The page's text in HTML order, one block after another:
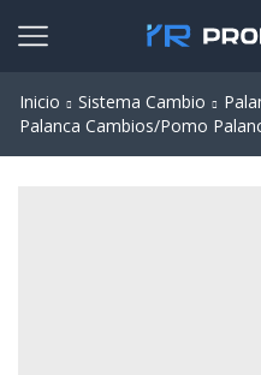
Inicio Sistema Cambio
Palanca Cambios/Pomo